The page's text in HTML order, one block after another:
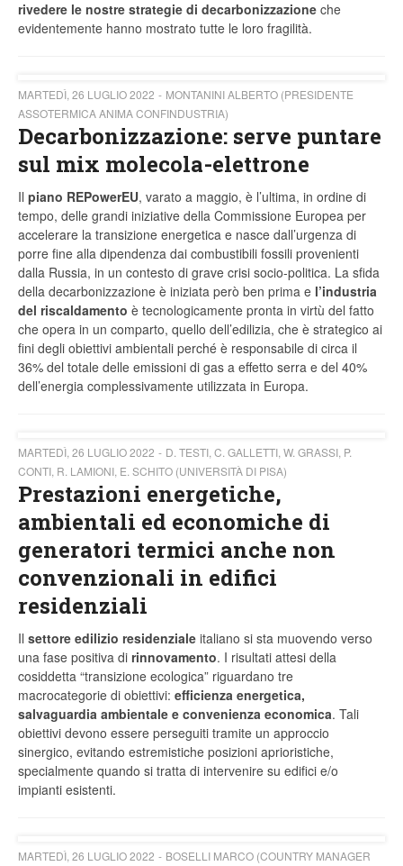
rivedere le nostre strategie di decarbonizzazione che
evidentemente hanno mostrato tutte le loro fragilità.
MARTEDÌ, 26 LUGLIO 2022
MONTANINI ALBERTO (PRESIDENTE
ASSOTERMICA ANIMA CONFINDUSTRIA)
Decarbonizzazione: serve puntare
sul mix molecola-elettrone
Il piano REPowerEU, varato a maggio, è l’ultima, in ordine di
tempo, delle grandi iniziative della Commissione Europea per
accelerare la transizione energetica e nasce dall’urgenza di
porre fine alla dipendenza dai combustibili fossili provenienti
dalla Russia, in un contesto di grave crisi socio-politica. La sfida
della decarbonizzazione è iniziata però ben prima e l’industria
del riscaldamento è tecnologicamente pronta in virtù del fatto
che opera in un comparto, quello dell’edilizia, che è strategico ai
fini degli obiettivi ambientali perché è responsabile di circa il
36% del totale delle emissioni di gas a effetto serra e del 40%
dell’energia complessivamente utilizzata in Europa.
MARTEDÌ, 26 LUGLIO 2022
D. TESTI, C. GALLETTI, W. GRASSI, P.
CONTI, R. LAMIONI, E. SCHITO (UNIVERSITÀ DI PISA)
Prestazioni energetiche,
ambientali ed economiche di
generatori termici anche non
convenzionali in edifici
residenziali
Il settore edilizio residenziale italiano si sta muovendo verso
una fase positiva di rinnovamento. I risultati attesi della
cosiddetta “transizione ecologica” riguardano tre
macrocategorie di obiettivi: efficienza energetica,
salvaguardia ambientale e convenienza economica. Tali
obiettivi devono essere perseguiti tramite un approccio
sinergico, evitando estremistiche posizioni aprioristiche,
specialmente quando si tratta di intervenire su edifici e/o
impianti esistenti.
MARTEDÌ, 26 LUGLIO 2022
BOSELLI MARCO (COUNTRY MANAGER